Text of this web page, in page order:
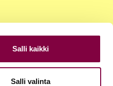
Salli kaikki
Salli valinta